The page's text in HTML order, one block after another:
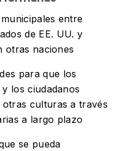
entre
de EE. UU. y
otras naciones
para que los
los ciudadanos
culturas a través
a largo plazo
se pueda